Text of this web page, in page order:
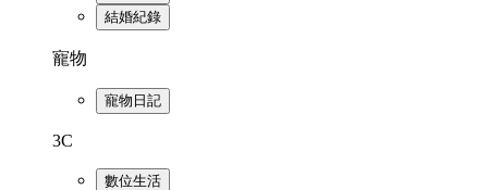
結婚紀錄
寵物
寵物日記
3C
數位生活